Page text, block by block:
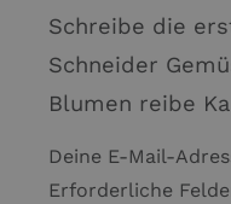
Schreibe die
Schneider
Blumen reibe
Deine E-Mail-
Erforderliche